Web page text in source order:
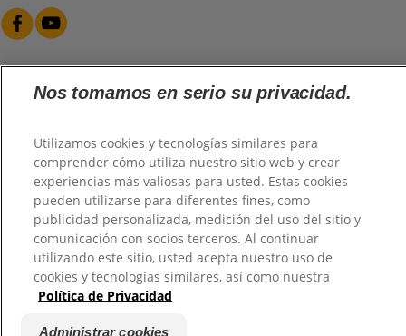
@2026 TuHogar. Todos los derechos reservados.
Nos tomamos en serio su privacidad.
Utilizamos cookies y tecnologías similares para
comprender cómo utiliza nuestro sitio web y crear
experiencias más valiosas para usted. Estas cookies
pueden utilizarse para diferentes fines, como
publicidad personalizada, medición del uso del sitio y
comunicación con socios terceros. Al continuar
utilizando este sitio, usted acepta nuestro uso de
cookies y tecnologías similares, así como nuestra
Política de Privacidad
Administrar cookies